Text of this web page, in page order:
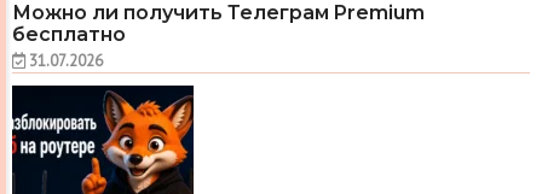
Можно ли получить Телеграм Premium
бесплатно
31.07.2026